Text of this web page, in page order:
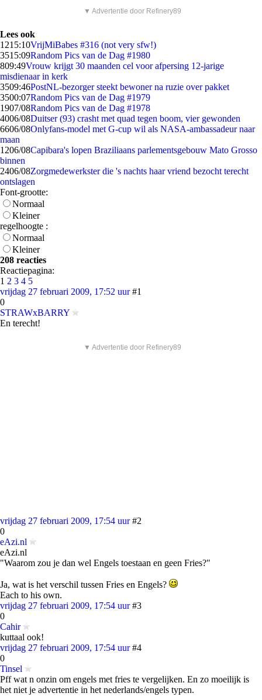
▼ Advertentie door Refinery89
Lees ook
1215:10VrijMiBabes #316 (not very sfw!)
3515:09Random Pics van de Dag #1980
809:49Vrouw krijgt 30 maanden cel voor afpersing 12-jarige
misdienaar in kerk
3509:46PostNL-bezorger steekt bewoner na ruzie over pakket
3500:07Random Pics van de Dag #1979
1907/08Random Pics van de Dag #1978
4006/08Duitser (93) crasht met quad tegen boom, vier gewonden
6606/08Onlyfans-model met G-cup wil als NASA-ambassadeur naar
maan
1206/08Capibara's lopen Braziliaans parlementsgebouw Mato Grosso
binnen
2406/08Zorgmedewerkster die 's nachts haar vriend bezocht terecht
ontslagen
Font-grootte:
Normaal
Kleiner
regelhoogte :
Normaal
Kleiner
208 reacties
Reactiepagina:
1 2 3 4 5
vrijdag 27 februari 2009, 17:52 uur #1
0
STRAWxBARRY
En terecht!
▼ Advertentie door Refinery89
vrijdag 27 februari 2009, 17:54 uur #2
0
eAzi.nl
eAzi.nl
"Waarom zou je dan wel Engels toestaan en geen Fries?"
Ja, wat is het verschil tussen Fries en Engels?
Each to his own.
vrijdag 27 februari 2009, 17:54 uur #3
0
Cahir
kuttaal ook!
vrijdag 27 februari 2009, 17:54 uur #4
0
Tinsel
Pff wat n onzin om engels met fries te vergelijken. En zo moeilijk is
het niet je advertentie in het nederlands/engels typen.